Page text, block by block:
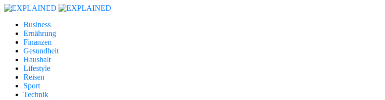
Business
Ernährung
Finanzen
Gesundheit
Haushalt
Lifestyle
Reisen
Sport
Technik